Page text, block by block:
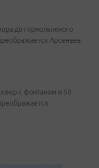
до горнолыжного
Арсеньев
с фонтаном и 50